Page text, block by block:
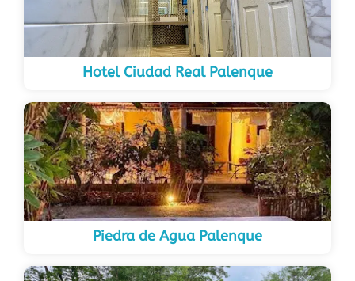
Hotel Ciudad Real Palenque
Piedra de Agua Palenque